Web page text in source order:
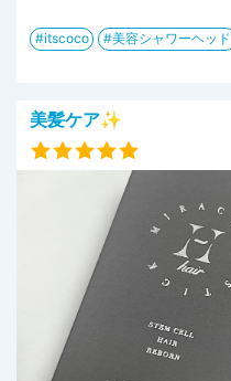
itscoco 美容シャワーヘッド
美髪ケア✨